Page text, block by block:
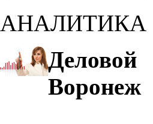
АНАЛИТИКА
Деловой
Воронеж